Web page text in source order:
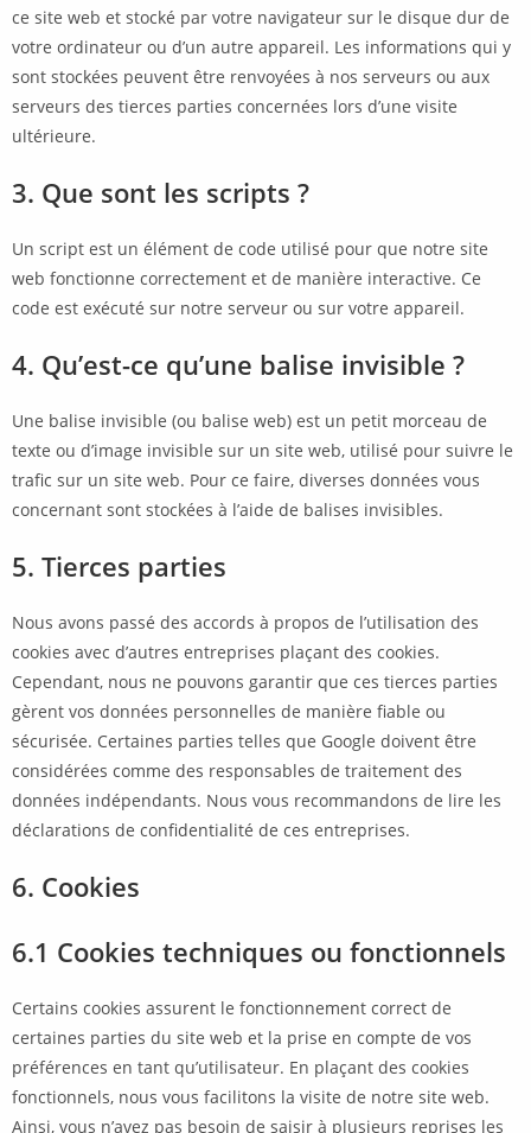
ce site web et stocké par votre navigateur sur le disque dur de
votre ordinateur ou d’un autre appareil. Les informations qui y
sont stockées peuvent être renvoyées à nos serveurs ou aux
serveurs des tierces parties concernées lors d’une visite
ultérieure.
3. Que sont les scripts ?
Un script est un élément de code utilisé pour que notre site
web fonctionne correctement et de manière interactive. Ce
code est exécuté sur notre serveur ou sur votre appareil.
4. Qu’est-ce qu’une balise invisible ?
Une balise invisible (ou balise web) est un petit morceau de
texte ou d’image invisible sur un site web, utilisé pour suivre le
trafic sur un site web. Pour ce faire, diverses données vous
concernant sont stockées à l’aide de balises invisibles.
5. Tierces parties
Nous avons passé des accords à propos de l’utilisation des
cookies avec d’autres entreprises plaçant des cookies.
Cependant, nous ne pouvons garantir que ces tierces parties
gèrent vos données personnelles de manière fiable ou
sécurisée. Certaines parties telles que Google doivent être
considérées comme des responsables de traitement des
données indépendants. Nous vous recommandons de lire les
déclarations de confidentialité de ces entreprises.
6. Cookies
6.1 Cookies techniques ou fonctionnels
Certains cookies assurent le fonctionnement correct de
certaines parties du site web et la prise en compte de vos
préférences en tant qu’utilisateur. En plaçant des cookies
fonctionnels, nous vous facilitons la visite de notre site web.
Ainsi, vous n’avez pas besoin de saisir à plusieurs reprises les